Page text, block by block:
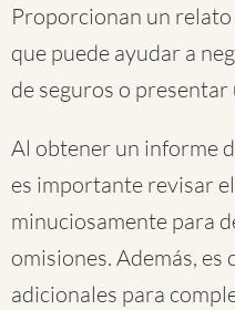
Proporcionan un
que puede ayudar a
de seguros o
Al obtener un informe
es importante revisar
minuciosamente para
omisiones. Además,
adicionales para